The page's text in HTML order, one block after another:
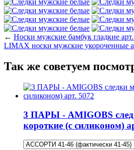
← Носки мужские бамбук гладкие
LIMAX носки мужские укороченные
Так же советуем
3 ПАРЫ - AMIGOBS
короткие (с силиконом)